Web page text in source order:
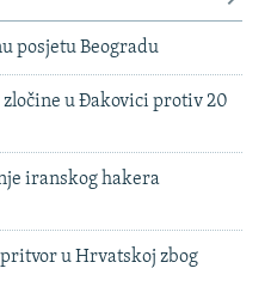
posjetu Beogradu
u Đakovici protiv 20
iranskog hakera
u Hrvatskoj zbog